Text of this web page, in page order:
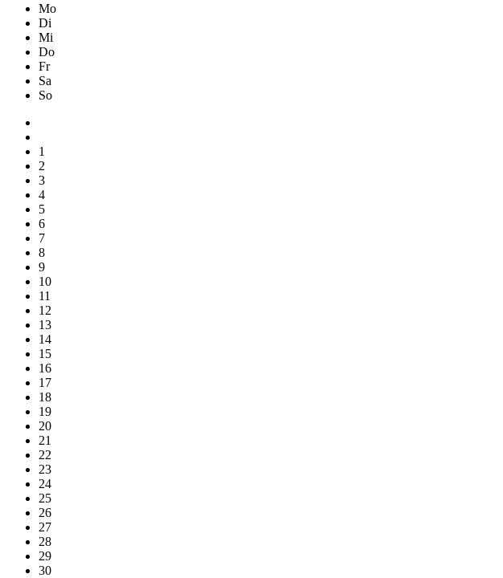
Mo
Di
Mi
Do
Fr
Sa
So
1
2
3
4
5
6
7
8
9
10
11
12
13
14
15
16
17
18
19
20
21
22
23
24
25
26
27
28
29
30